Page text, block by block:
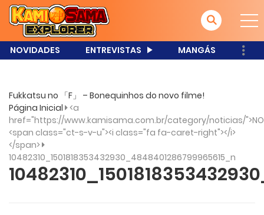
NOVIDADES ENTREVISTAS MANGÁS
Fukkatsu no 「F」 – Bonequinhos do novo filme!
Página Inicial <a
href="https://www.kamisama.com.br/category/noticias/
<span class="ct-s-v-u"><i class="fa fa-caret-right"></i>
</span>
10482310_1501818353432930_4848401286799965615_n